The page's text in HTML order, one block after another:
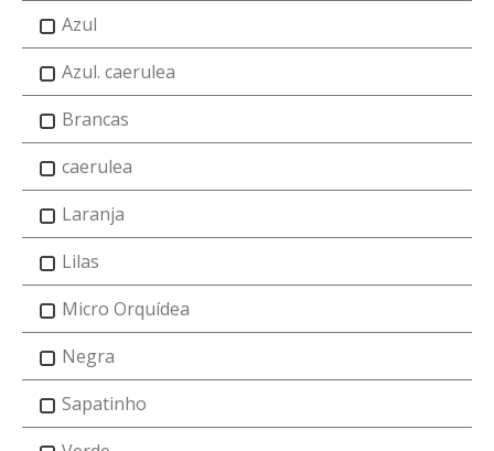
Azul
Azul. caerulea
Brancas
caerulea
Laranja
Lilas
Micro Orquídea
Negra
Sapatinho